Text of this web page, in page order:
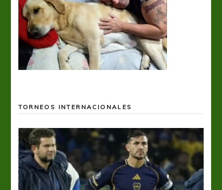
TORNEOS INTERNACIONALES